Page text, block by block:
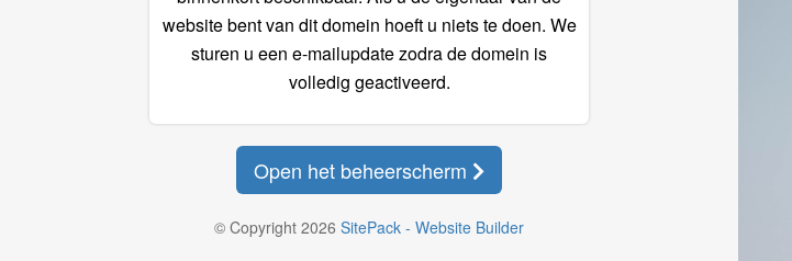
website bent van dit domein hoeft u niets te doen. We
sturen u een e-mailupdate zodra de domein is
volledig geactiveerd.
Open het beheerscherm
© Copyright 2026 SitePack - Website Builder